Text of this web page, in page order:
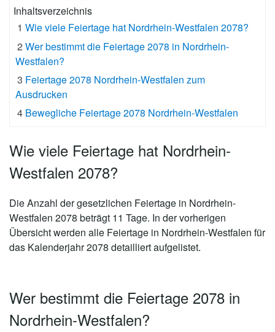
Inhaltsverzeichnis
1 Wie viele Feiertage hat Nordrhein-Westfalen 2078?
2 Wer bestimmt die Feiertage 2078 in Nordrhein-
Westfalen?
3 Feiertage 2078 Nordrhein-Westfalen zum
Ausdrucken
4 Bewegliche Feiertage 2078 Nordrhein-Westfalen
Wie viele Feiertage hat Nordrhein-
Westfalen 2078?
Die Anzahl der gesetzlichen Feiertage in Nordrhein-
Westfalen 2078 beträgt 11 Tage. In der vorherigen
Übersicht werden alle Feiertage in Nordrhein-Westfalen für
das Kalenderjahr 2078 detailliert aufgelistet.
Wer bestimmt die Feiertage 2078 in
Nordrhein-Westfalen?